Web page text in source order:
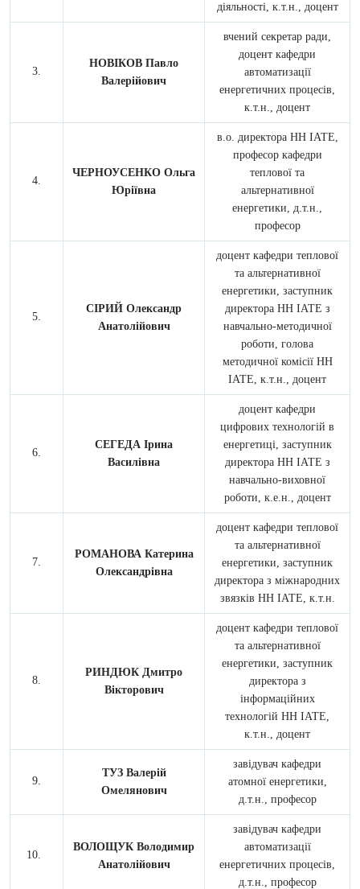
діяльності, к.т.н., доцент
НОВІКОВ Павло
Валерійович
вчений секретар ради,
доцент кафедри
автоматизації
енергетичних процесів,
к.т.н., доцент
ЧЕРНОУСЕНКО Ольга
Юріївна
в.о. директора НН ІАТЕ,
професор кафедри
теплової та
альтернативної
енергетики, д.т.н.,
професор
СІРИЙ Олександр
Анатолійович
доцент кафедри теплової
та альтернативної
енергетики, заступник
директора НН ІАТЕ з
навчально-методичної
роботи, голова
методичної комісії НН
ІАТЕ, к.т.н., доцент
СЕГЕДА Ірина
Василівна
доцент кафедри
цифрових технологій в
енергетиці, заступник
директора НН ІАТЕ з
навчально-виховної
роботи, к.е.н., доцент
РОМАНОВА Катерина
Олександрівна
доцент кафедри теплової
та альтернативної
енергетики, заступник
директора з міжнародних
звязків НН ІАТЕ, к.т.н.
РИНДЮК Дмитро
Вікторович
доцент кафедри теплової
та альтернативної
енергетики, заступник
директора з
інформаційних
технологій НН ІАТЕ,
к.т.н., доцент
ТУЗ Валерій
Омелянович
завідувач кафедри
атомної енергетики,
д.т.н., професор
ВОЛОЩУК Володимир
Анатолійович
завідувач кафедри
автоматизації
енергетичних процесів,
д.т.н., професор